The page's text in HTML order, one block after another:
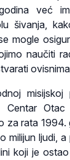
već
šivanja,
mogle
naučiti
Centar
za rata 1994.
ljudi, a
koji je